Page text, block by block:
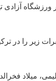
در ورزشگاه
زیر را در
میلاد